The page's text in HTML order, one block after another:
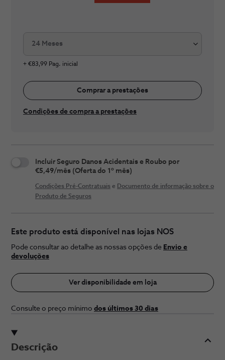
Descrição
24 Meses
+ €83,99 Pag. inicial
Comprar a prestações
Condições de compra a prestações
Incluir Seguro Danos Acidentais e Roubo por
€5,49/mês (Oferta do 1º mês)
Condições Pré-Contratuais e Documento de informação sobre o
Produto de Seguros
Este produto está disponível nas lojas NOS
Pode consultar ao detalhe as nossas opções de Envio e
devoluções
Ver disponibilidade em loja
Consulte o preço ​mínimo dos últimos 30 ​dias